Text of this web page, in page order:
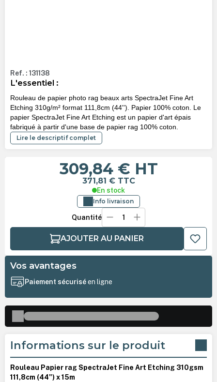
Ref. : 131138
L'essentiel :
Rouleau de papier photo rag beaux arts SpectraJet Fine Art
Etching 310g/m² format 111,8cm (44''). Papier 100% coton. Le
papier SpectraJet Fine Art Etching est un papier d'art épais
fabriqué à partir d'une base de papier rag 100% coton.
Lire le descriptif complet
309,84 € HT
371,81 € TTC
En stock
Info livraison
Quantité
AJOUTER AU PANIER
Vos avantages
Paiement sécuriséen ligne
Informations sur le produit
Rouleau Papier rag SpectraJet Fine Art Etching 310gsm
111,8cm (44") x 15m